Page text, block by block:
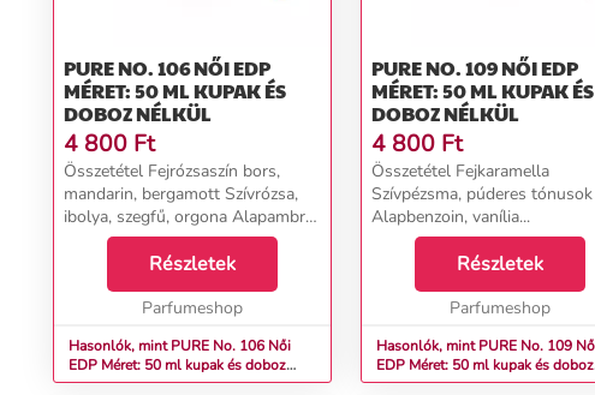
PURE NO. 106 NŐI EDP
MÉRET: 50 ML KUPAK ÉS
DOBOZ NÉLKÜL
4 800 Ft
Összetétel Fejrózsaszín bors,
mandarin, bergamott Szívrózsa,
ibolya, szegfű, orgona Alapambra,
pacsuli, fehér pézsma, vanília...
Részletek
Parfumeshop
Hasonlók, mint PURE No. 106 Női
EDP Méret: 50 ml kupak és doboz
nélkül
PURE NO. 109 NŐI EDP
MÉRET: 50 ML KUPAK ÉS
DOBOZ NÉLKÜL
4 800 Ft
Összetétel Fejkaramella
Szívpézsma, púderes tónusok
Alapbenzoin, vanília...
Részletek
Parfumeshop
Hasonlók, mint PURE No. 109 Női
EDP Méret: 50 ml kupak és doboz
nélkül